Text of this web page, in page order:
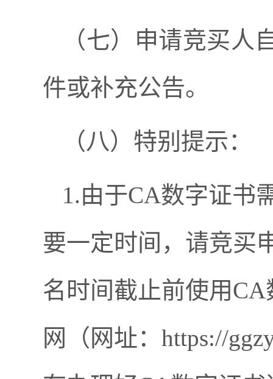
（七）申请竞买
件或补充公告。
（八）特别提示：
1.由于CA数字证书
要一定时间，请竞买
名时间截止前使用CA
网（网址： https://